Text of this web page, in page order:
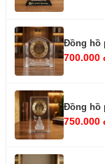
Đồng hồ
700.000
Đồng hồ
750.000